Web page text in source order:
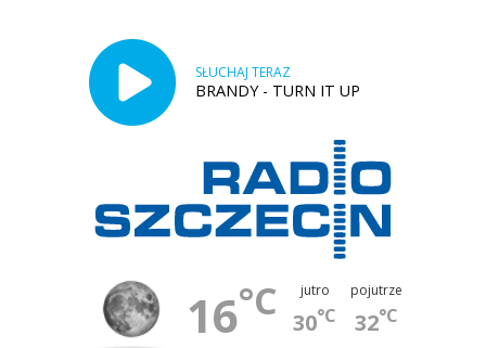
SŁUCHAJ TERAZ
BRANDY - TURN IT UP
16°C jutro
30°C
pojutrze
32°C